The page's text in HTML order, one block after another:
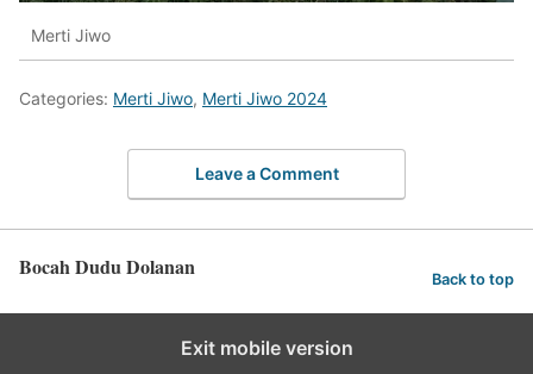
Merti Jiwo
Categories: Merti Jiwo, Merti Jiwo 2024
Leave a Comment
Bocah Dudu Dolanan Back to top
Exit mobile version